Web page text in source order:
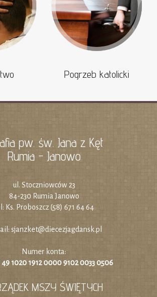
Pogrzeb katolicki
pw. św. Jana z Kęt
Rumia - Janowo
ul. Stoczniowców 23
84-230 Rumia Janowo
Ks. Proboszcz (58) 671 64 64
sjanzket@diecezjagdansk.pl
Numer konta:
49 1020 1912 0000 9102 0033 0506
MSZY ŚWIĘTYCH